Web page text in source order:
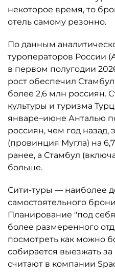
некоторое время, то
отель самому резонно.
По данным
туроператоров России
в первом полугодии
рост обеспечил
более 2,6 млн россиян.
культуры и туризма
январе–июне Анталью
россиян, чем год назад,
(провинция Мугла) на
ранее, а Стамбул
больше.
Сити-туры — наиболее
самостоятельного
Планирование "под
более размеренного
посмотреть как можно
собирается выезжать
считают в компании